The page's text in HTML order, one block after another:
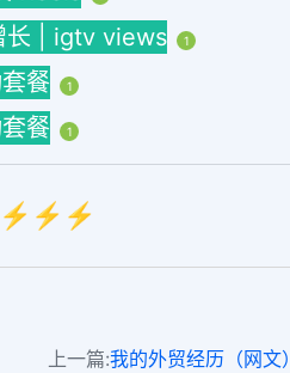
长 | igtv views 1
餐 1
餐 1
⚡️⚡️⚡️
上一篇:我的外贸经历（网文）